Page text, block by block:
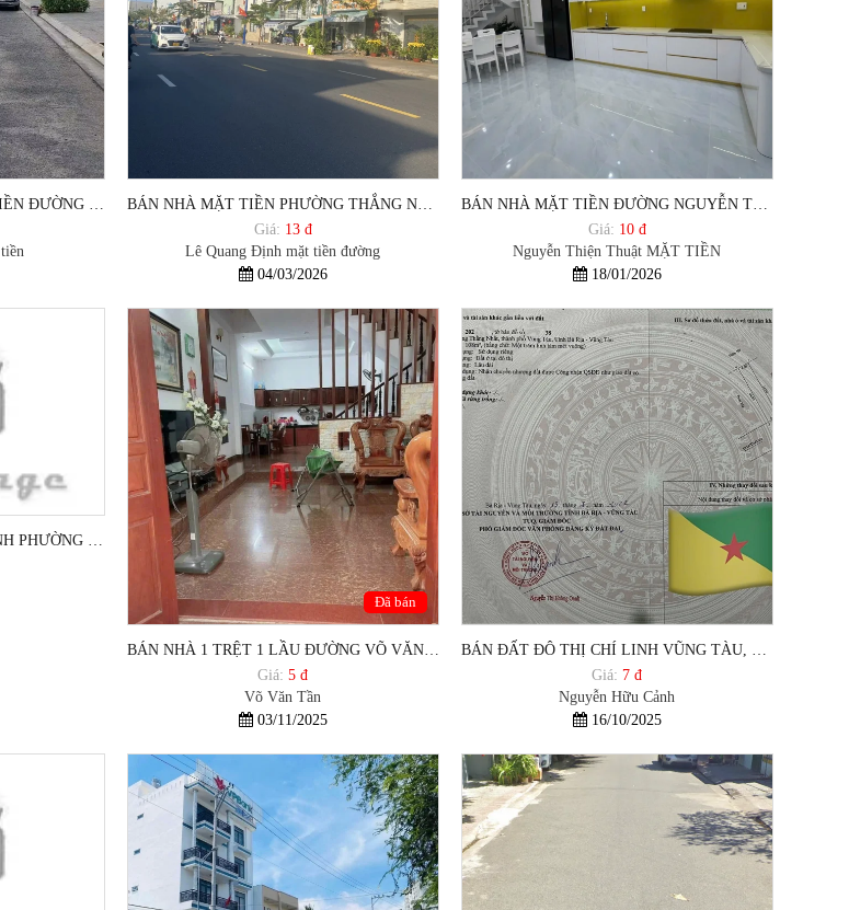
BÁN NHÀ MẶT TIỀN PHƯỜNG THẮNG NHẤT VŨNG TÀU LÊ QUANG ĐỊNH
Giá: 13 đ
Lê Quang Định mặt tiền đường
04/03/2026
BÁN NHÀ MẶT TIỀN ĐƯỜNG NGUYỄN THIỆN THUẬT PHƯỜNG THẮNG NHẤT VŨNG TÀU
Giá: 10 đ
Nguyễn Thiện Thuật MẶT TIỀN
18/01/2026
BÁN ĐẤT 135 LÊ QUANG ĐỊNH PHƯỜNG THẮNG NHẤT VŨNG TÀU
Đã bán
BÁN NHÀ 1 TRỆT 1 LẦU ĐƯỜNG VÕ VĂN TẦN, HẺM RỘNG XE HƠI, PHƯỜNG THẮNG NHẤT VŨNG TÀU.
Giá: 5 đ
Võ Văn Tần
03/11/2025
Giá: 7 đ
Nguyễn Hữu Cảnh
16/10/2025